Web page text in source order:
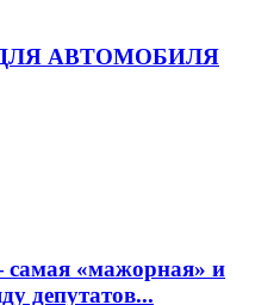
АВТОМОБИЛЯ
«мажорная» и
депутатов...